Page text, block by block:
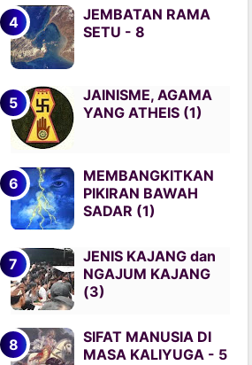
JEMBATAN RAMA
SETU - 8
JAINISME, AGAMA
YANG ATHEIS (1)
MEMBANGKITKAN
PIKIRAN BAWAH
SADAR (1)
JENIS KAJANG dan
NGAJUM KAJANG
(3)
SIFAT MANUSIA DI
MASA KALIYUGA - 5